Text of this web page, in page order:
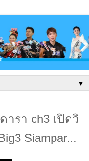
▼
รา ch3 เปิดวิ
Siampar...